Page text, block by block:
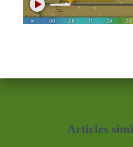
Articles